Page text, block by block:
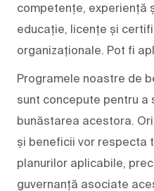
competențe, experiență
educație, licențe și
organizaționale. Pot fi
Programele noastre de
sunt concepute pentru a
bunăstarea acestora.
și beneficii vor respecta
planurilor aplicabile,
guvernanță asociate